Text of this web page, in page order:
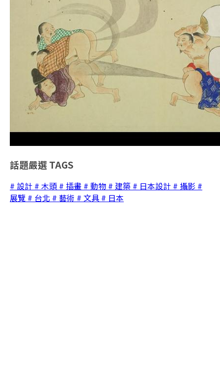
話題嚴選 TAGS
# 設計 # 木頭 # 插畫 # 動物 # 建築 # 日本設計 # 攝影 #
展覽 # 台北 # 藝術 # 文具 # 日本